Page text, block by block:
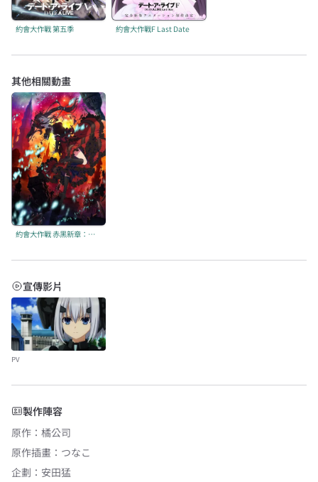
約會大作戰 第五季 約會大作戰F Last Date
其他相關動畫
約會大作戰 赤黑新章：虛或實
宣傳影片
PV
製作陣容
原作 ： 橘公司
原作插畫 ： つなこ
企劃 ： 安田猛